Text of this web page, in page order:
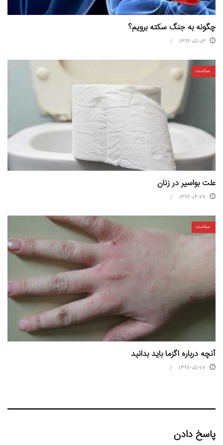
چگونه به جنگ سکته برویم؟
1396-05-03
سلامت
علت بواسیر در زنان
1396-04-27
سلامت
آنچه درباره اگزما باید بدانید
1397-05-28
پاسخ دادن